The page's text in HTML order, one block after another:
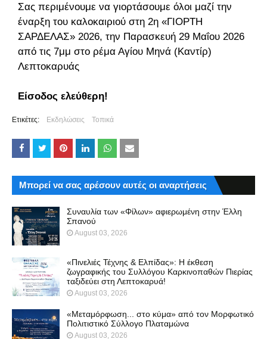
Σας περιμένουμε να γιορτάσουμε όλοι μαζί την
έναρξη του καλοκαιριού στη 2η «ΓΙΟΡΤΗ
ΣΑΡΔΕΛΑΣ» 2026, την Παρασκευή 29 Μαΐου 2026
από τις 7μμ στο ρέμα Αγίου Μηνά (Καντίρ)
Λεπτοκαρυάς
Είσοδος ελεύθερη!
Ετικέτες: Εκδηλώσεις Τοπικά
Μπορεί να σας αρέσουν αυτές οι αναρτήσεις
Συναυλία των «Φίλων» αφιερωμένη στην Έλλη
Σπανού
August 03, 2026
«Πινελιές Τέχνης & Ελπίδας»: Η έκθεση
ζωγραφικής του Συλλόγου Καρκινοπαθών Πιερίας
ταξιδεύει στη Λεπτοκαρυά!
August 03, 2026
«Μεταμόρφωση... στο κύμα» από τον Μορφωτικό
Πολιτιστικό Σύλλογο Πλαταμώνα
August 03, 2026